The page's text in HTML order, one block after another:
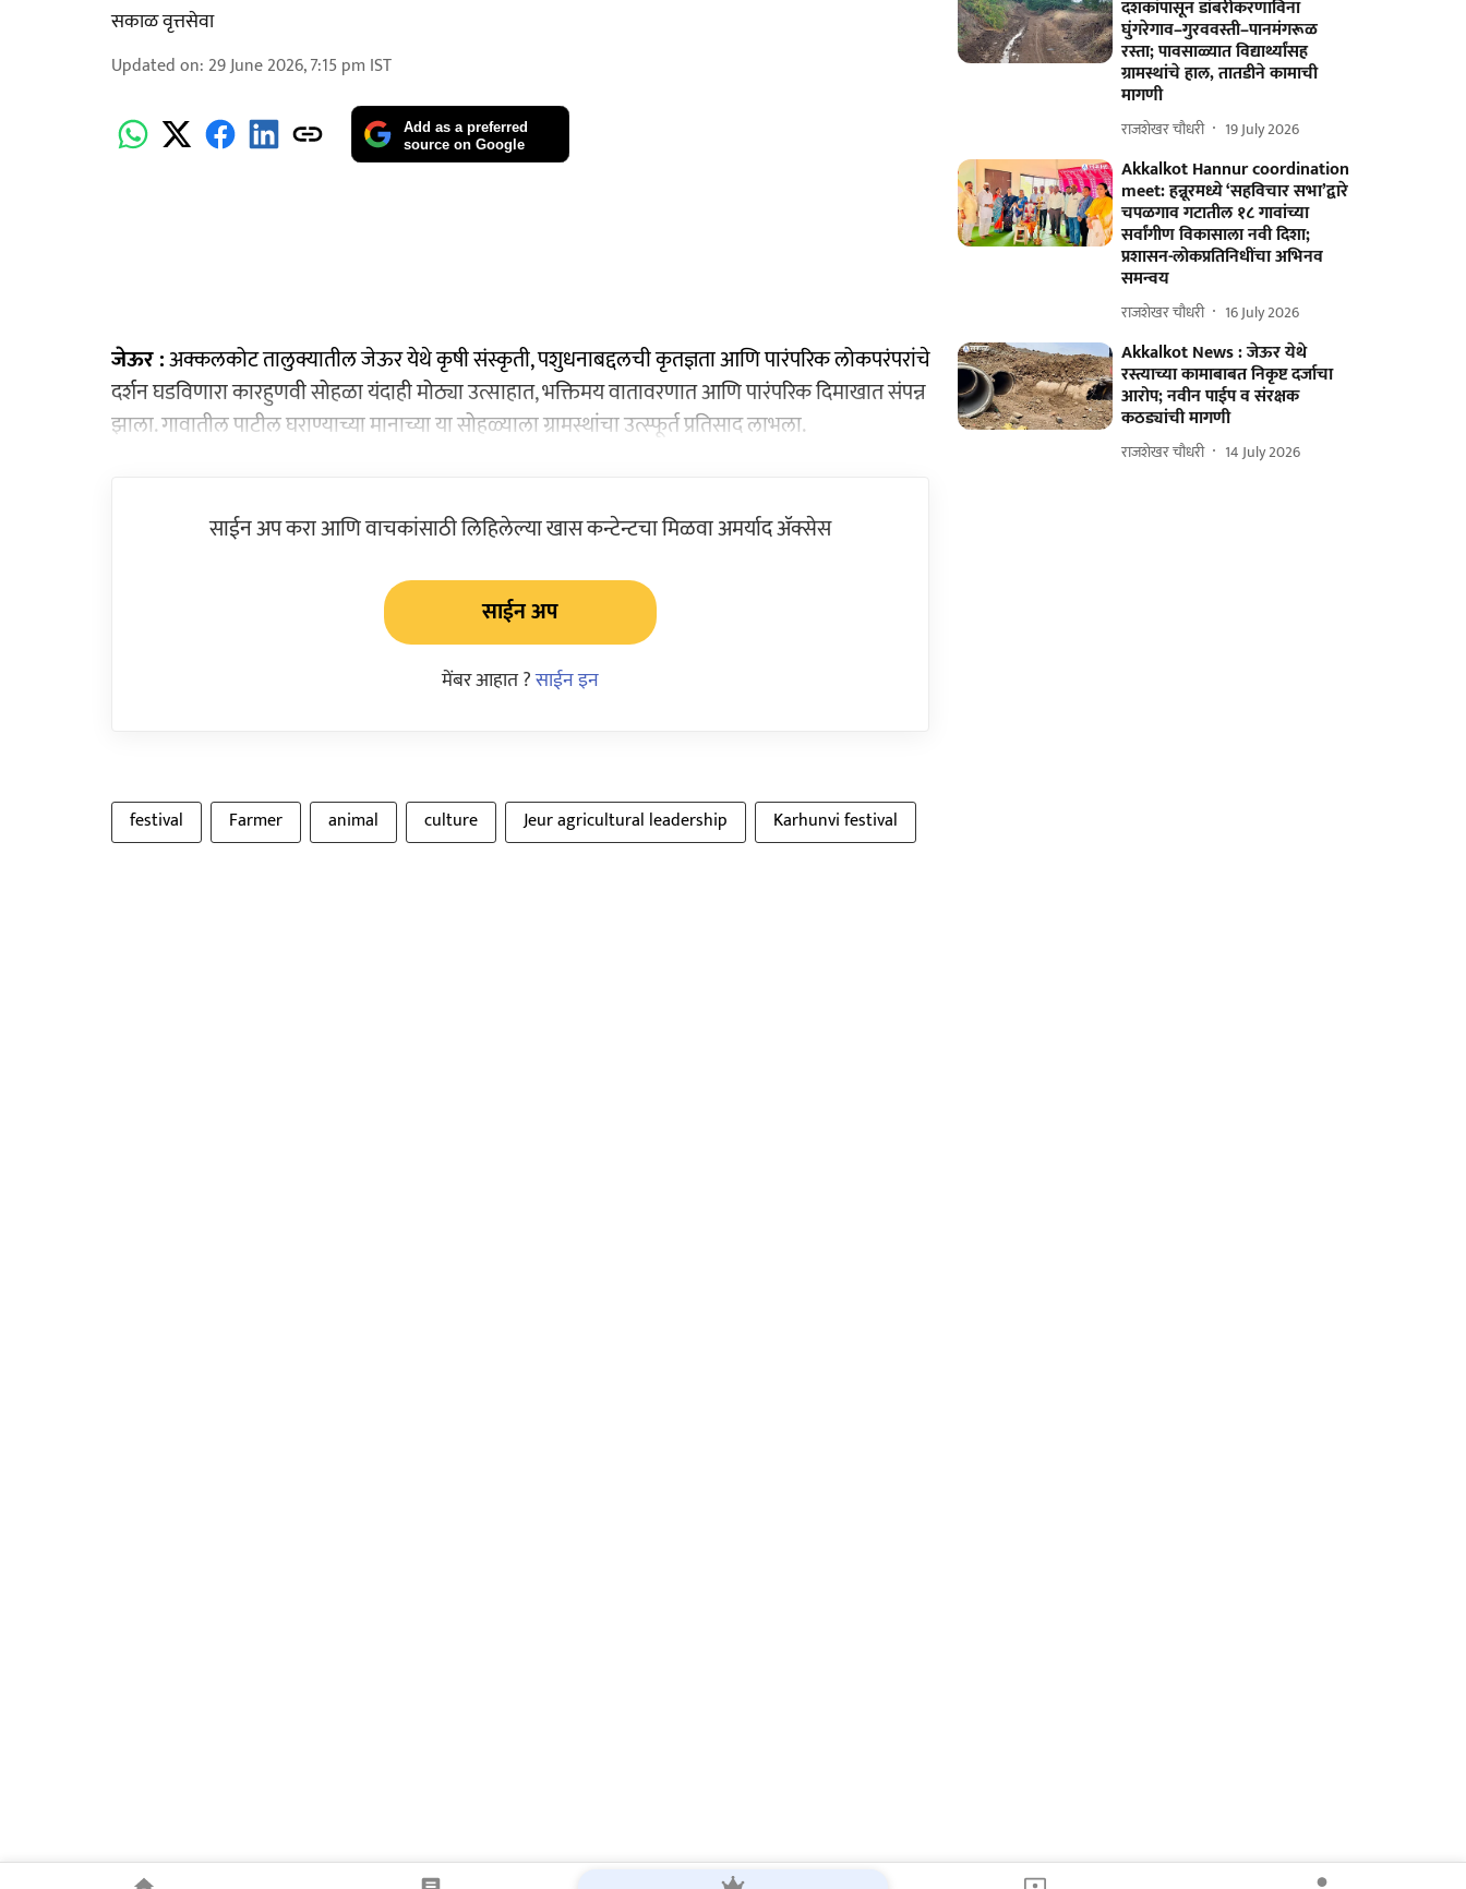
सकाळ वृत्तसेवा
Updated on: 29 June 2026, 7:15 pm IST
Add as a preferred
source on Google
जेऊर :अक्कलकोट तालुक्यातील जेऊर येथे कृषी संस्कृती, पशुधनाबद्दलची कृतज्ञता आणि पारंपरिक लोकपरंपरांचे
दर्शन घडविणारा कारहुणवी सोहळा यंदाही मोठ्या उत्साहात, भक्तिमय वातावरणात आणि पारंपरिक दिमाखात संपन्न
झाला. गावातील पाटील घराण्याच्या मानाच्या या सोहळ्याला ग्रामस्थांचा उत्स्फूर्त प्रतिसाद लाभला.
साईन अप करा आणि वाचकांसाठी लिहिलेल्या खास कन्टेन्टचा मिळवा अमर्याद ॲक्सेस
साईन अप
मेंबर आहात ?साईन इन
festival Farmer animal culture Jeur agricultural leadership Karhunvi festival
दशकांपासून डांबरीकरणाविना
घुंगरेगाव–गुरववस्ती–पानमंगरूळ
रस्ता; पावसाळ्यात विद्यार्थ्यांसह
ग्रामस्थांचे हाल, तातडीने कामाची
मागणी
राजशेखर चौधरी 19 July 2026
Akkalkot Hannur coordination
meet: हन्नूरमध्ये ‘सहविचार सभा’द्वारे
चपळगाव गटातील १८ गावांच्या
सर्वांगीण विकासाला नवी दिशा;
प्रशासन-लोकप्रतिनिधींचा अभिनव
समन्वय
राजशेखर चौधरी 16 July 2026
Akkalkot News : जेऊर येथे
रस्त्याच्या कामाबाबत निकृष्ट दर्जाचा
आरोप; नवीन पाईप व संरक्षक
कठड्यांची मागणी
राजशेखर चौधरी 14 July 2026